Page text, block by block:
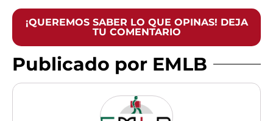
¡QUEREMOS SABER LO QUE OPINAS! DEJA
TU COMENTARIO
Publicado por EMLB